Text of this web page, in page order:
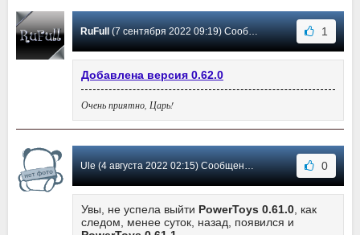
RuFull(7 сентября 2022 09:19) Сообщение #33 1
Добавлена версия 0.62.0
Очень приятно, Царь!
Ule (4 августа 2022 02:15) Сообщение #32 0
Увы, не успела выйти PowerToys 0.61.0 , как
следом, менее суток, назад, появился и